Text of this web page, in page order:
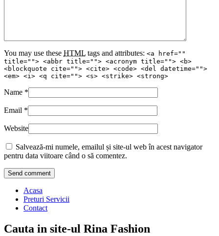
You may use these HTML tags and attributes: <a href=""
title=""> <abbr title=""> <acronym title=""> <b>
<blockquote cite=""> <cite> <code> <del datetime="">
<em> <i> <q cite=""> <s> <strike> <strong>
Name *
Email *
Website
Salvează-mi numele, emailul și site-ul web în acest navigator
pentru data viitoare când o să comentez.
Acasa
Preturi Servicii
Contact
Cauta in site-ul Rina Fashion